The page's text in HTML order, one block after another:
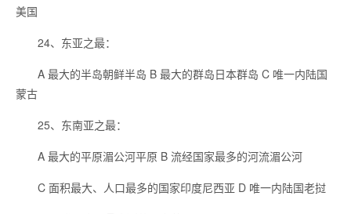
美国
24、东亚之最：
A 最大的半岛朝鲜半岛 B 最大的群岛日本群岛 C 唯一内陆国
蒙古
25、东南亚之最：
A 最大的平原湄公河平原 B 流经国家最多的河流湄公河
C 面积最大、人口最多的国家印度尼西亚 D 唯一内陆国老挝